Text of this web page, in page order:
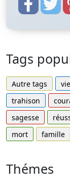
Tags
Autre tags vie
trahison
sagesse
mort
famille
Thémes